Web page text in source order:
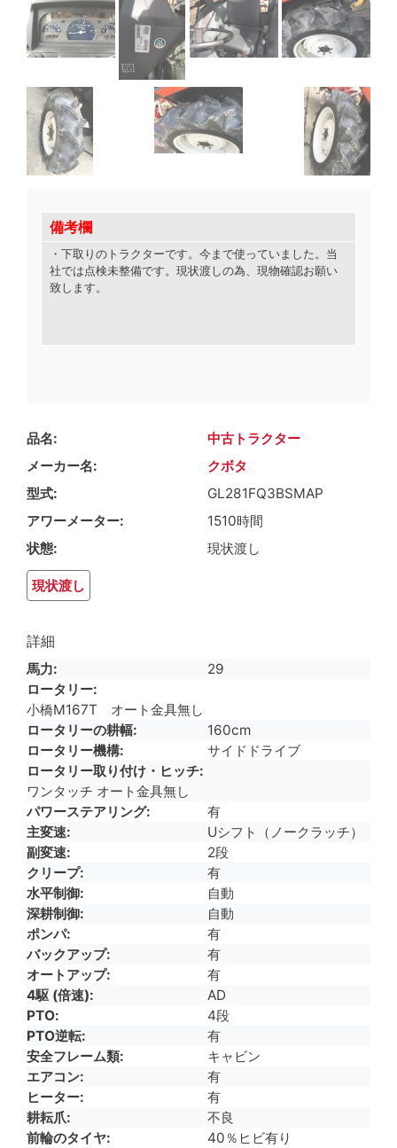
備考欄
・下取りのトラクターです。 今まで使っていました。 当
社では点検未整備です。 現状渡しの為、 現物確認お願い
致します。
品名
中古トラクター
メーカー名
クボタ
型式
GL281FQ3BSMAP
アワーメーター
1510時間
状態
現状渡し
現状渡し
詳細
馬力
29
ロータリー
小橋M167T オート金具無し
ロータリーの耕幅
160cm
ロータリー機構
サイドドライブ
ロータリー取り付け・ヒッチ
ワンタッチ オート金具無し
パワーステアリング
有
主変速
Uシフト（ノークラッチ）
副変速
2段
クリープ
有
水平制御
自動
深耕制御
自動
ポンパ
有
バックアップ
有
オートアップ
有
4駆 (倍速)
AD
PTO
4段
PTO逆転
有
安全フレーム類
キャビン
エアコン
有
ヒーター
有
耕耘爪
不良
前輪のタイヤ
40％ヒビ有り